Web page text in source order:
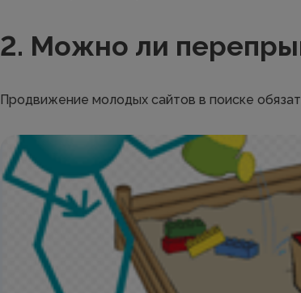
2. Можно ли
Продвижение молодых сайтов в поиске